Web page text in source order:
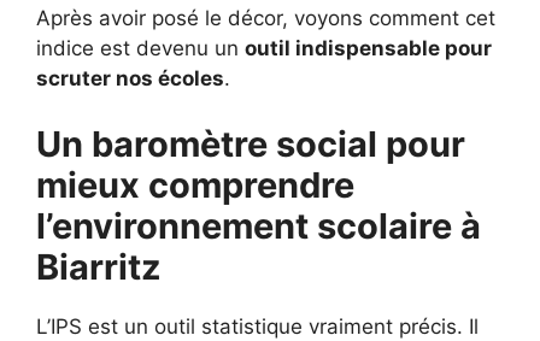
Après avoir posé le décor, voyons comment cet
indice est devenu un outil indispensable pour
scruter nos écoles.
Un baromètre social pour
mieux comprendre
l’environnement scolaire à
Biarritz
L’IPS est un outil statistique vraiment précis. Il